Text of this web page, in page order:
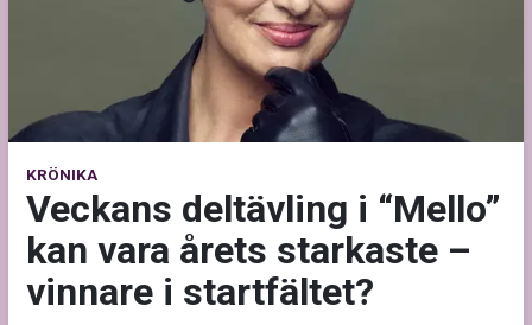
KRÖNIKA
Veckans deltävling i “Mello”
kan vara årets starkaste –
vinnare i startfältet?